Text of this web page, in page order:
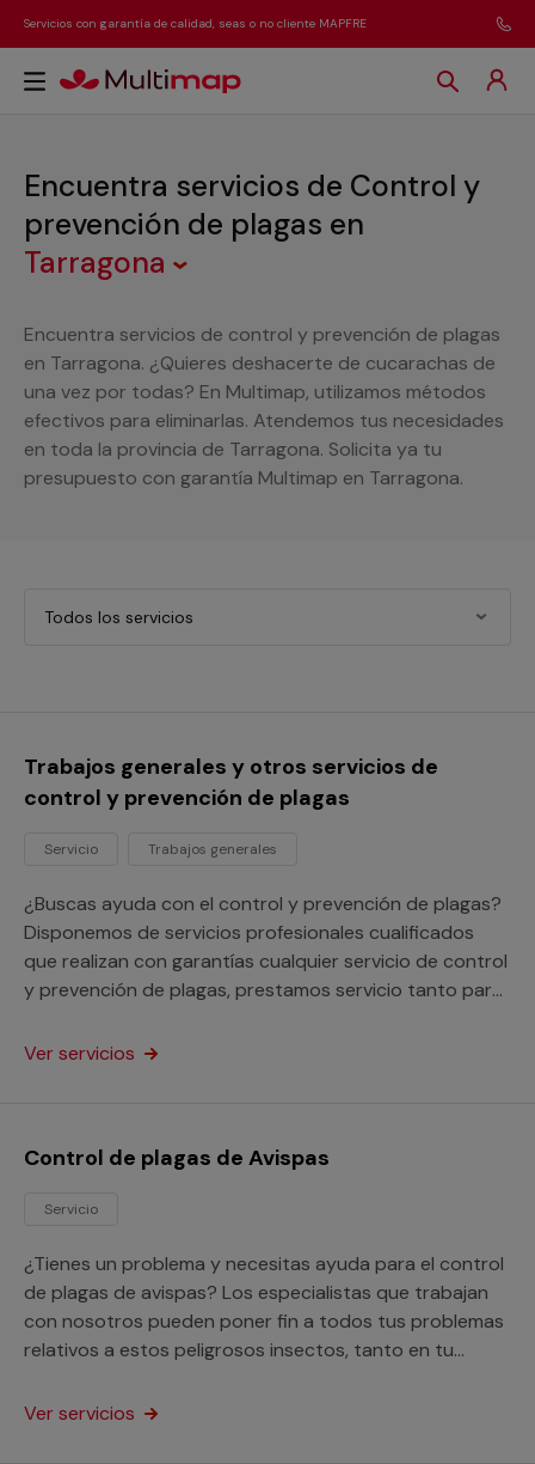
Servicios con garantía de calidad, seas o no cliente MAPFRE
Encuentra servicios de Control y
prevención de plagas en
Tarragona
Encuentra servicios de control y prevención de plagas
en Tarragona. ¿Quieres deshacerte de cucarachas de
una vez por todas? En Multimap, utilizamos métodos
efectivos para eliminarlas. Atendemos tus necesidades
en toda la provincia de Tarragona. Solicita ya tu
presupuesto con garantía Multimap en Tarragona.
Todos los servicios
Trabajos generales y otros servicios de
control y prevención de plagas
Servicio Trabajos generales
¿Buscas ayuda con el control y prevención de plagas?
Disponemos de servicios profesionales cualificados
que realizan con garantías cualquier servicio de control
y prevención de plagas, prestamos servicio tanto para
vecinos.
Ver servicios
Control de plagas de Avispas
Servicio
¿Tienes un problema y necesitas ayuda para el control
de plagas de avispas? Los especialistas que trabajan
con nosotros pueden poner fin a todos tus problemas
relativos a estos peligrosos insectos, tanto en tu
Ver servicios